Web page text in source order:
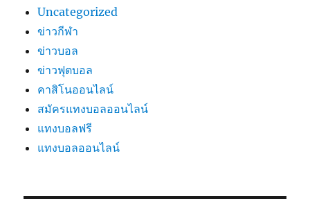
Uncategorized
ข่าวกีฬา
ข่าวบอล
ข่าวฟุตบอล
คาสิโนออนไลน์
สมัครแทงบอลออนไลน์
แทงบอลฟรี
แทงบอลออนไลน์